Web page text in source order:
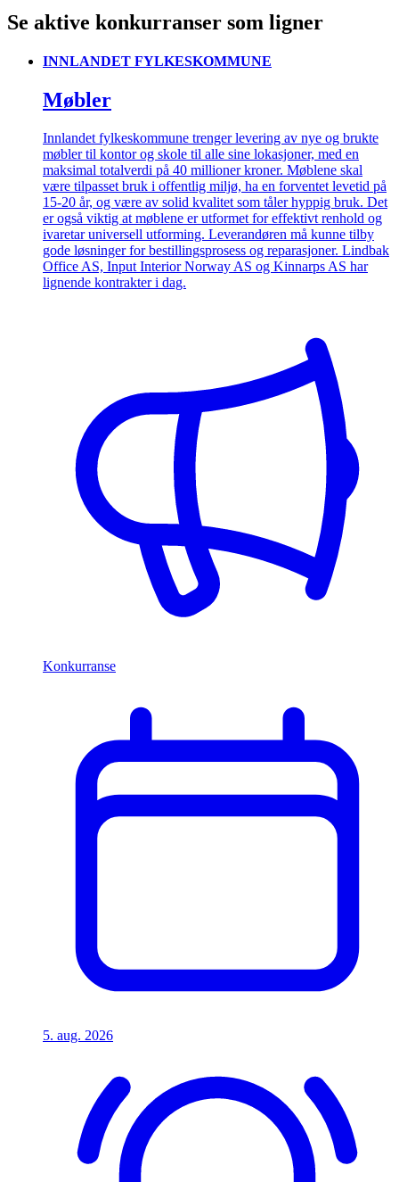
Se aktive konkurranser som ligner
INNLANDET FYLKESKOMMUNE
Møbler
Innlandet fylkeskommune trenger levering av nye og brukte
møbler til kontor og skole til alle sine lokasjoner, med en
maksimal totalverdi på 40 millioner kroner. Møblene skal
være tilpasset bruk i offentlig miljø, ha en forventet levetid på
15-20 år, og være av solid kvalitet som tåler hyppig bruk. Det
er også viktig at møblene er utformet for effektivt renhold og
ivaretar universell utforming. Leverandøren må kunne tilby
gode løsninger for bestillingsprosess og reparasjoner. Lindbak
Office AS, Input Interior Norway AS og Kinnarps AS har
lignende kontrakter i dag.
Konkurranse
5. aug. 2026